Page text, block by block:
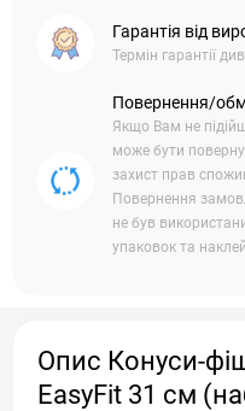
Гарантія від
Термін гарантії
Повернення/
Якщо Вам не
може бути
захист прав
Повернення
не був
упаковок та
Опис Конуси-
EasyFit 31 см